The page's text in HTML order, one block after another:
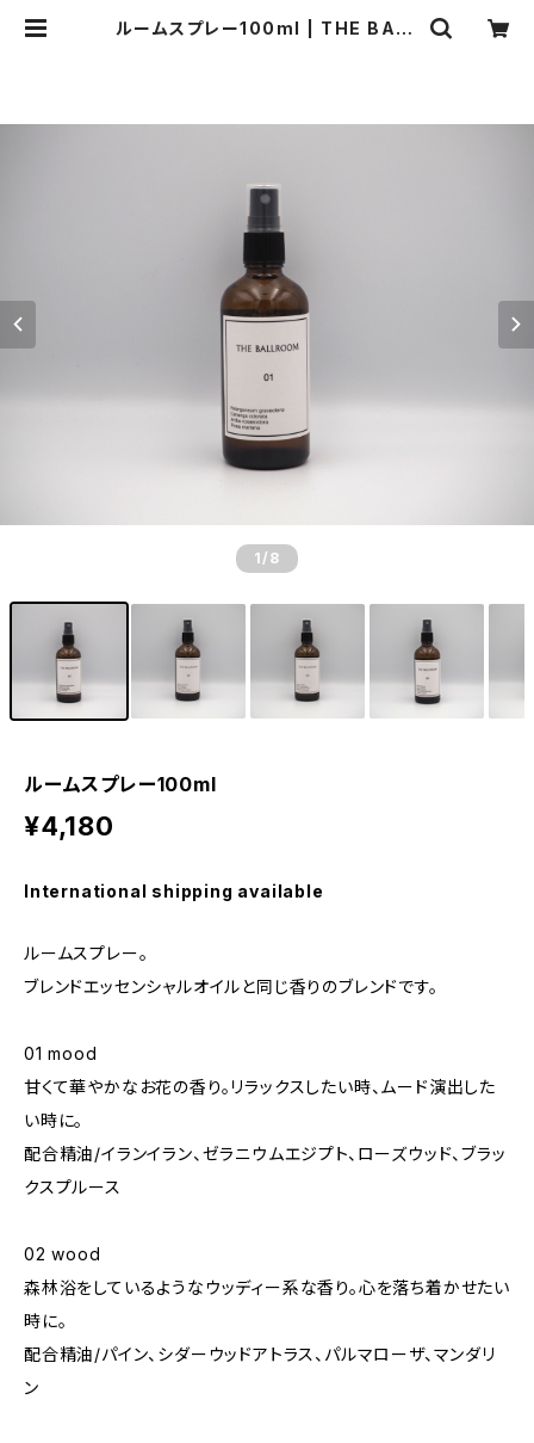
ルームスプレー100ml | THE BALL
1 /8
ルームスプレー100ml
¥4,180
International shipping available
ルームスプレー。
ブレンドエッセンシャルオイルと同じ香りのブレンドです。
01 mood
甘くて華やかなお花の香り。リラックスしたい時、ムード演出した
い時に。
配合精油/イランイラン、ゼラニウムエジプト、ローズウッド、ブラッ
クスプルース
02 wood
森林浴をしているようなウッディー系な香り。心を落ち着かせたい
時に。
配合精油/パイン、シダーウッドアトラス、パルマローザ、マンダリ
ン